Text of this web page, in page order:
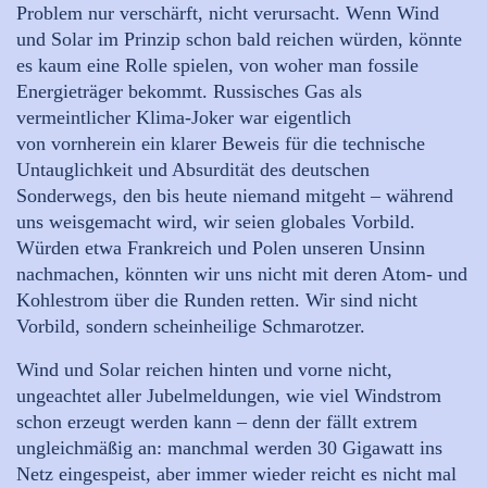
Problem nur verschärft, nicht verursacht. Wenn Wind
und Solar im Prinzip schon bald reichen würden, könnte
es kaum eine Rolle spielen, von woher man fossile
Energieträger bekommt. Russisches Gas als
vermeintlicher Klima-Joker war eigentlich
von vornherein ein klarer Beweis für die technische
Untauglichkeit und Absurdität des deutschen
Sonderwegs, den bis heute niemand mitgeht – während
uns weisgemacht wird, wir seien globales Vorbild.
Würden etwa Frankreich und Polen unseren Unsinn
nachmachen, könnten wir uns nicht mit deren Atom- und
Kohlestrom über die Runden retten. Wir sind nicht
Vorbild, sondern scheinheilige Schmarotzer.
Wind und Solar reichen hinten und vorne nicht,
ungeachtet aller Jubelmeldungen, wie viel Windstrom
schon erzeugt werden kann – denn der fällt extrem
ungleichmäßig an: manchmal werden 30 Gigawatt ins
Netz eingespeist, aber immer wieder reicht es nicht mal